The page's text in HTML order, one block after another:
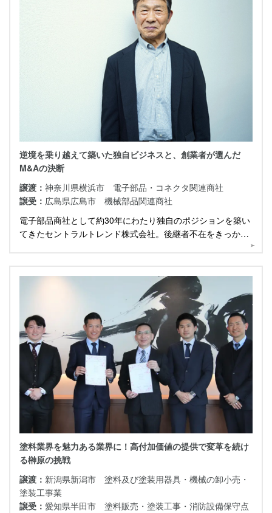
逆境を乗り越えて築いた独自ビジネスと、創業者が選んだ
M&Aの決断
譲渡： 神奈川県横浜市 電子部品・コネクタ関連商社
譲受： 広島県広島市 機械部品関連商社
電子部品商社として約30年にわたり独自のポジションを築い
てきたセントラルトレンド株式会社。後継者不在をきっかけ
がる新たな成長機会について語ります。
塗料業界を魅力ある業界に！高付加価値の提供で変革を続け
る榊原の挑戦
譲渡： 新潟県新潟市 塗料及び塗装用器具・機械の卸小売・
塗装工事業
譲受： 愛知県半田市 塗料販売・塗装工事・消防設備保守点